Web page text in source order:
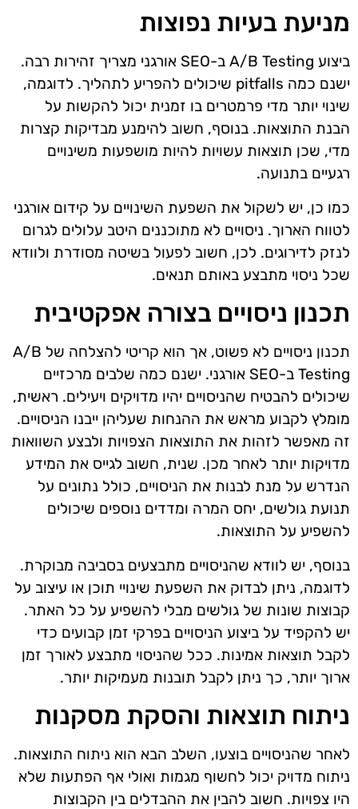
מניעת בעיות נפוצות
ביצוע A/B Testing ב-SEO אורגני מצריך זהירות רבה.
ישנם כמה pitfalls שיכולים להפריע לתהליך. לדוגמה,
שינוי יותר מדי פרמטרים בו זמנית יכול להקשות על
הבנת התוצאות. בנוסף, חשוב להימנע מבדיקות קצרות
מדי, שכן תוצאות עשויות להיות מושפעות משינויים
רגעיים בתנועה.
כמו כן, יש לשקול את השפעת השינויים על קידום אורגני
לטווח הארוך. ניסויים לא מתוכננים היטב עלולים לגרום
לנזק לדירוגים. לכן, חשוב לפעול בשיטה מסודרת ולוודא
שכל ניסוי מתבצע באותם תנאים.
תכנון ניסויים בצורה אפקטיבית
תכנון ניסויים לא פשוט, אך הוא קריטי להצלחה של A/B
Testing ב-SEO אורגני. ישנם כמה שלבים מרכזיים
שיכולים להבטיח שהניסויים יהיו מדויקים ויעילים. ראשית,
מומלץ לקבוע מראש את ההנחות שעליהן ייבנו הניסויים.
זה מאפשר לזהות את התוצאות הצפויות ולבצע השוואות
מדויקות יותר לאחר מכן. שנית, חשוב לגייס את המידע
הנדרש על מנת לבנות את הניסויים, כולל נתונים על
תנועת גולשים, יחס המרה ומדדים נוספים שיכולים
להשפיע על התוצאות.
בנוסף, יש לוודא שהניסויים מתבצעים בסביבה מבוקרת.
לדוגמה, ניתן לבדוק את השפעת שינויי תוכן או עיצוב על
קבוצות שונות של גולשים מבלי להשפיע על כל האתר.
יש להקפיד על ביצוע הניסויים בפרקי זמן קבועים כדי
לקבל תוצאות אמינות. ככל שהניסוי מתבצע לאורך זמן
ארוך יותר, כך ניתן לקבל תובנות מעמיקות יותר.
ניתוח תוצאות והסקת מסקנות
לאחר שהניסויים בוצעו, השלב הבא הוא ניתוח התוצאות.
ניתוח מדויק יכול לחשוף מגמות ואולי אף הפתעות שלא
היו צפויות. חשוב להבין את ההבדלים בין הקבוצות